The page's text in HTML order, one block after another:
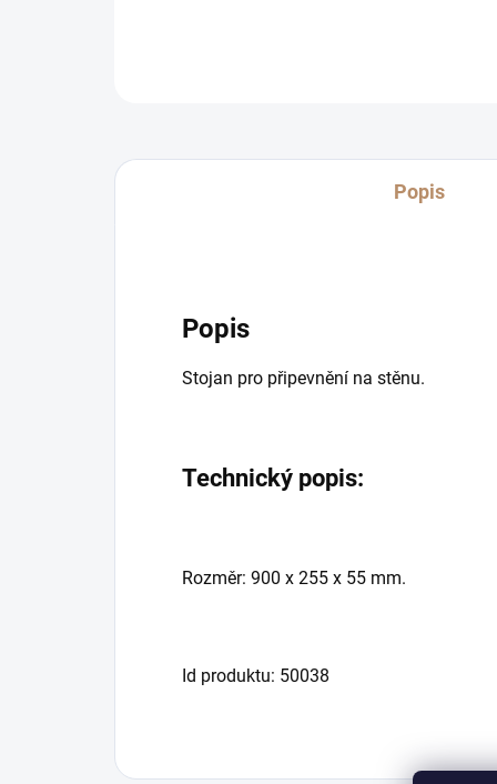
Popis
Popis
Stojan pro připevnění na stěnu.
Technický popis:
Rozměr: 900 x 255 x 55 mm.
Id produktu: 50038